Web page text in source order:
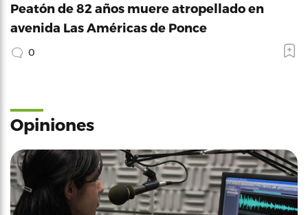
Peatón de 82 años muere atropellado en
avenida Las Américas de Ponce
0
Opiniones